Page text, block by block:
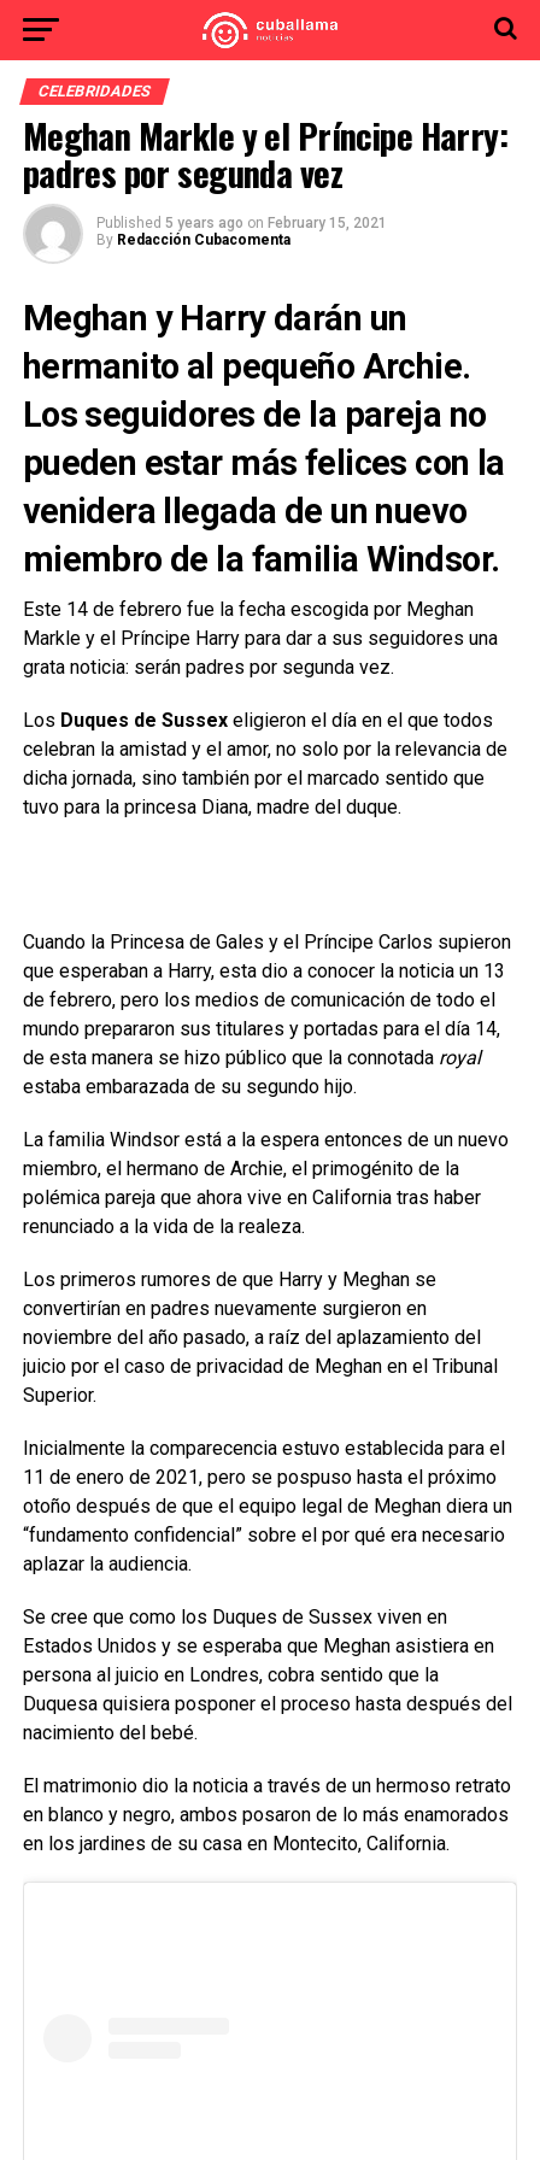
CELEBRIDADES
Meghan Markle y el Príncipe Harry:
padres por segunda vez
Published 5 years ago on February 15, 2021
By Redacción Cubacomenta
Meghan y Harry darán un
hermanito al pequeño Archie.
Los seguidores de la pareja no
pueden estar más felices con la
venidera llegada de un nuevo
miembro de la familia Windsor.
Este 14 de febrero fue la fecha escogida por Meghan
Markle y el Príncipe Harry para dar a sus seguidores una
grata noticia: serán padres por segunda vez.
Los Duques de Sussexeligieron el día en el que todos
celebran la amistad y el amor, no solo por la relevancia de
dicha jornada, sino también por el marcado sentido que
tuvo para la princesa Diana, madre del duque.
Cuando la Princesa de Gales y el Príncipe Carlos supieron
que esperaban a Harry, esta dio a conocer la noticia un 13
de febrero, pero los medios de comunicación de todo el
mundo prepararon sus titulares y portadas para el día 14,
de esta manera se hizo público que la connotada royal
estaba embarazada de su segundo hijo.
La familia Windsor está a la espera entonces de un nuevo
miembro, el hermano de Archie, el primogénito de la
polémica pareja que ahora vive en California tras haber
renunciado a la vida de la realeza.
Los primeros rumores de que Harry y Meghan se
convertirían en padres nuevamente surgieron en
noviembre del año pasado, a raíz del aplazamiento del
juicio por el caso de privacidad de Meghan en el Tribunal
Superior.
Inicialmente la comparecencia estuvo establecida para el
11 de enero de 2021, pero se pospuso hasta el próximo
otoño después de que el equipo legal de Meghan diera un
“fundamento confidencial” sobre el por qué era necesario
aplazar la audiencia.
Se cree que como los Duques de Sussex viven en
Estados Unidos y se esperaba que Meghan asistiera en
persona al juicio en Londres, cobra sentido que la
Duquesa quisiera posponer el proceso hasta después del
nacimiento del bebé.
El matrimonio dio la noticia a través de un hermoso retrato
en blanco y negro, ambos posaron de lo más enamorados
en los jardines de su casa en Montecito, California.